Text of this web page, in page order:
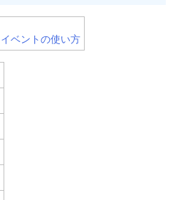
イベントの使い方